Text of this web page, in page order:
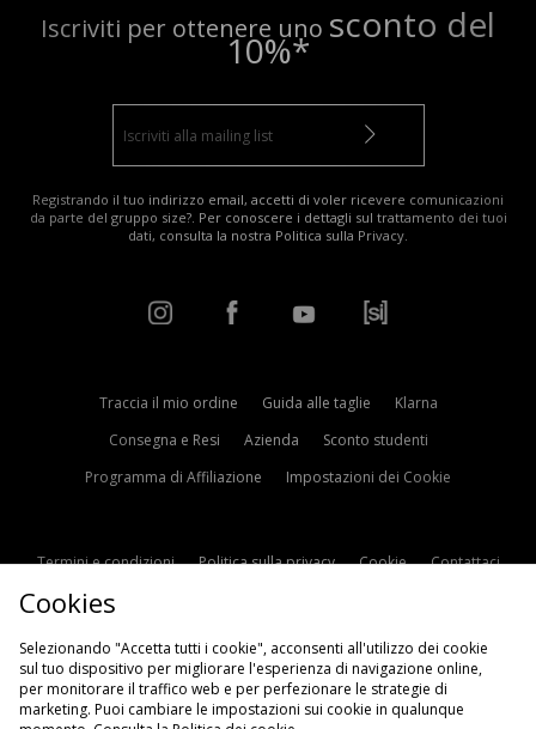
Iscriviti per ottenere uno sconto del
10%*
Registrando il tuo indirizzo email, accetti di voler ricevere comunicazioni
da parte del gruppo size?. Per conoscere i dettagli sul trattamento dei tuoi
dati, consulta la nostra Politica sulla Privacy.
Traccia il mio ordine Guida alle taglie
Klarna
Consegna e Resi
Azienda
Sconto studenti
Programma di Affiliazione
Impostazioni dei Cookie
Termini e condizioni Politica sulla privacy Cookie
Contattaci
Cookies
Selezionando "Accetta tutti i cookie", acconsenti all'utilizzo dei cookie
sul tuo dispositivo per migliorare l'esperienza di navigazione online,
per monitorare il traffico web e per perfezionare le strategie di
marketing. Puoi cambiare le impostazioni sui cookie in qualunque